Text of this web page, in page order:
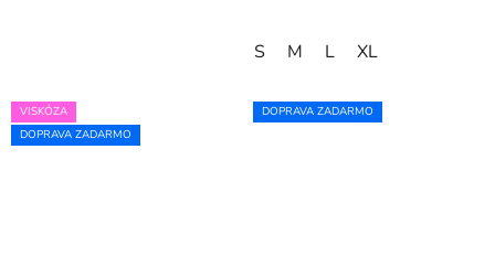
S M L XL
VISKÓZA
DOPRAVA ZADARMO
DOPRAVA ZADARMO